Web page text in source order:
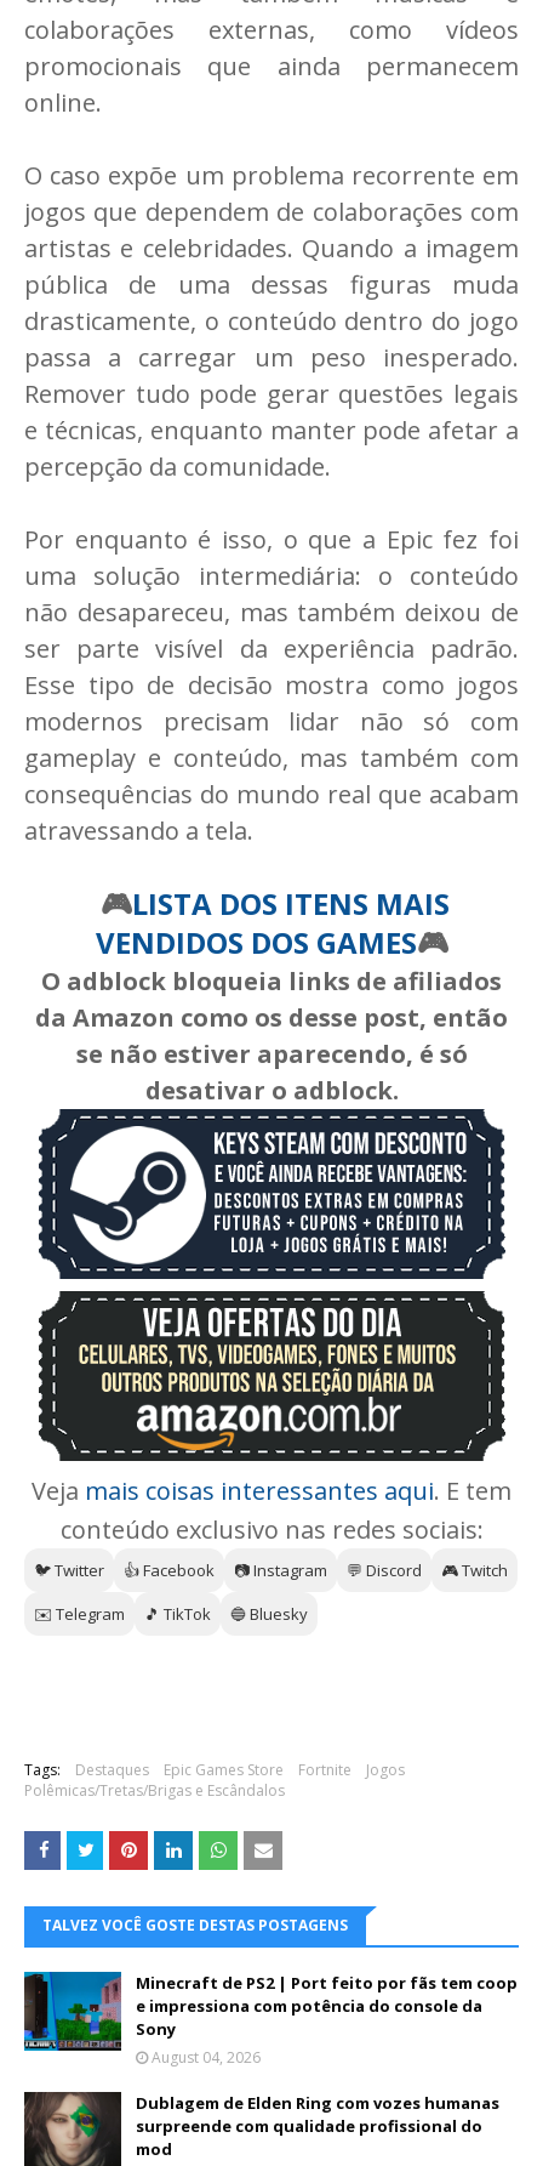
colaborações externas, como vídeos
promocionais que ainda permanecem
online.
O caso expõe um problema recorrente em
jogos que dependem de colaborações com
artistas e celebridades. Quando a imagem
pública de uma dessas figuras muda
drasticamente, o conteúdo dentro do jogo
passa a carregar um peso inesperado.
Remover tudo pode gerar questões legais
e técnicas, enquanto manter pode afetar a
percepção da comunidade.
Por enquanto é isso, o que a Epic fez foi
uma solução intermediária: o conteúdo
não desapareceu, mas também deixou de
ser parte visível da experiência padrão.
Esse tipo de decisão mostra como jogos
modernos precisam lidar não só com
gameplay e conteúdo, mas também com
consequências do mundo real que acabam
atravessando a tela.
🎮LISTA DOS ITENS MAIS
VENDIDOS DOS GAMES🎮
O adblock bloqueia links de afiliados
da Amazon como os desse post, então
se não estiver aparecendo, é só
desativar o adblock.
Veja mais coisas interessantes aqui. E tem
conteúdo exclusivo nas redes sociais:
🐦 Twitter 👍 Facebook 📷 Instagram 💬 Discord
🎮 Twitch
✉️ Telegram
🎵 TikTok 🔵 Bluesky
Tags: Destaques Epic Games Store Fortnite
Jogos
Polêmicas/Tretas/Brigas e Escândalos
TALVEZ VOCÊ GOSTE DESTAS POSTAGENS
Minecraft de PS2 | Port feito por fãs tem coop
e impressiona com potência do console da
Sony
August 04, 2026
Dublagem de Elden Ring com vozes humanas
surpreende com qualidade profissional do
mod